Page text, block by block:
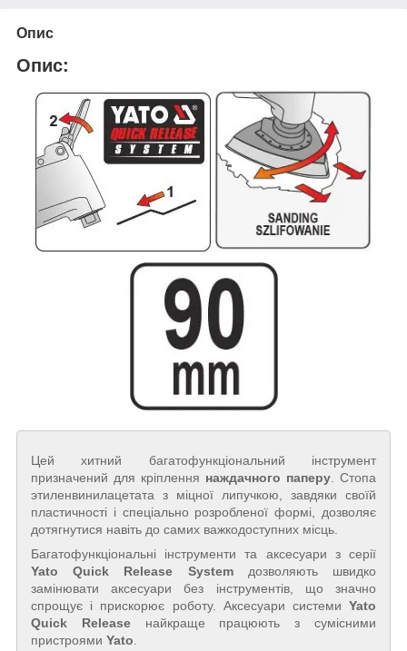
Опис
Опис:
Цей хитний багатофункціональний інструмент
призначений для кріплення наждачного паперу. Стопа
этиленвинилацетата з міцної липучкою, завдяки своїй
пластичності і спеціально розробленої формі, дозволяє
дотягнутися навіть до самих важкодоступних місць.
Багатофункціональні інструменти та аксесуари з серії
Yato Quick Release Systemдозволяють швидко
замінювати аксесуари без інструментів, що значно
спрощує і прискорює роботу. Аксесуари системи Yato
Quick Releaseнайкраще працюють з сумісними
пристроями Yato.